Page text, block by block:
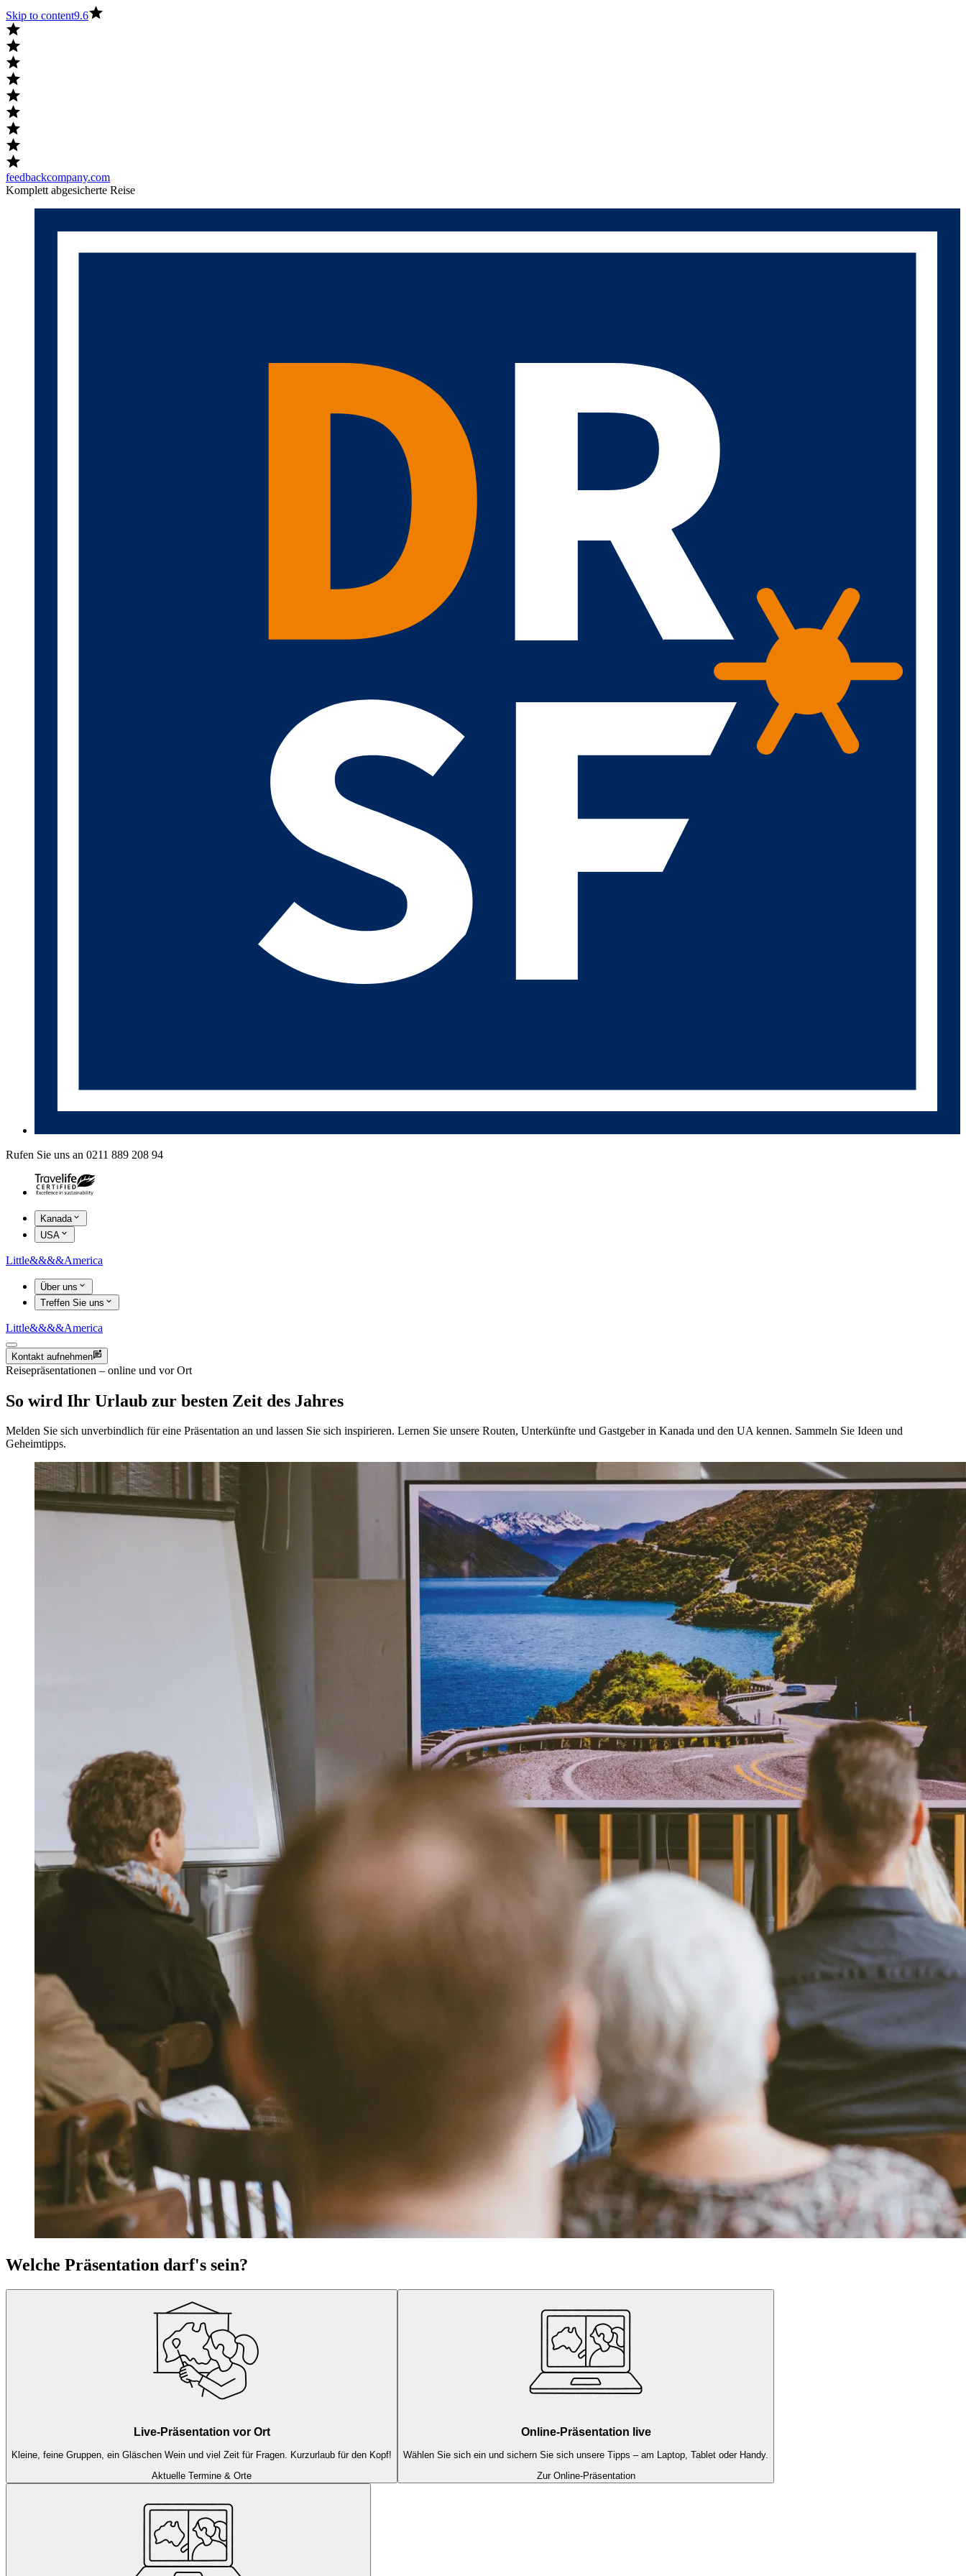
Skip to content9.6
feedbackcompany.com
Komplett abgesicherte Reise
Rufen Sie uns an 0211 889 208 94
Kanada
USA
Little&&&&America
Über uns
Treffen Sie uns
Little&&&&America
Kontakt aufnehmen
Reisepräsentationen – online und vor Ort
So wird Ihr Urlaub zur besten Zeit des Jahres
Melden Sie sich unverbindlich für eine Präsentation an und lassen Sie sich inspirieren. Lernen Sie unsere Routen, Unterkünfte und Gastgeber in Kanada und den UA kennen. Sammeln Sie Ideen und
Geheimtipps.
Welche Präsentation darf's sein?
Live-Präsentation vor Ort
Kleine, feine Gruppen, ein Gläschen Wein und viel Zeit für Fragen. Kurzurlaub für den Kopf!
Aktuelle Termine & Orte
Online-Präsentation live
Wählen Sie sich ein und sichern Sie sich unsere Tipps – am Laptop, Tablet oder Handy.
Zur Online-Präsentation